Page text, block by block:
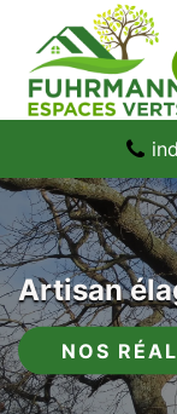
Artisan
NOS